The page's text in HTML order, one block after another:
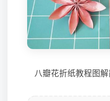
八瓣花折纸教程图